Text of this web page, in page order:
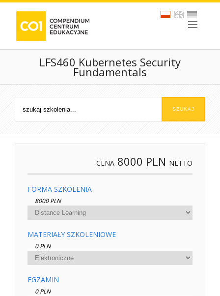
LFS460 Kubernetes Security
Fundamentals
CENA 8000 PLN NETTO
FORMA SZKOLENIA
8000 PLN
MATERIAŁY SZKOLENIOWE
0 PLN
EGZAMIN
0 PLN